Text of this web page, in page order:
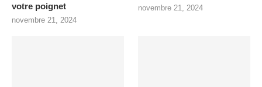
votre poignet
novembre 21, 2024
novembre 21, 2024